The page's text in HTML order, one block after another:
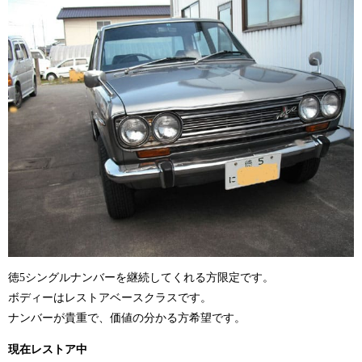
徳5シングルナンバーを継続してくれる方限定です。
ボディーはレストアベースクラスです。
ナンバーが貴重で、価値の分かる方希望です。
現在レストア中